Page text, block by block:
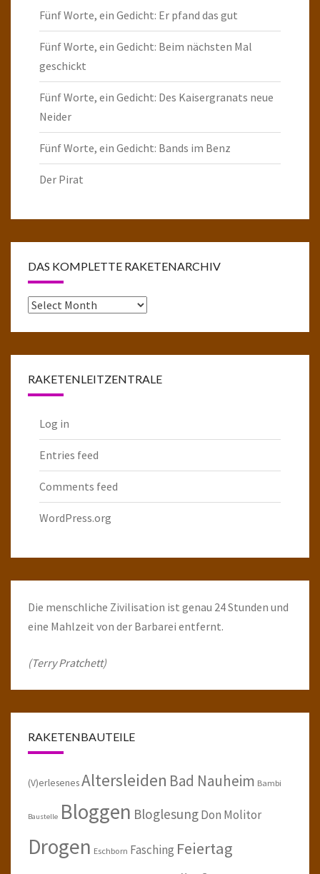
Fünf Worte, ein Gedicht: Er pfand das gut
Fünf Worte, ein Gedicht: Beim nächsten Mal
geschickt
Fünf Worte, ein Gedicht: Des Kaisergranats neue
Neider
Fünf Worte, ein Gedicht: Bands im Benz
Der Pirat
DAS KOMPLETTE RAKETENARCHIV
Das
RAKETENLEITZENTRALE
Log in
Entries feed
Comments feed
WordPress.org
Die menschliche Zivilisation ist genau 24 Stunden und
eine Mahlzeit von der Barbarei entfernt.
(Terry Pratchett)
RAKETENBAUTEILE
(V)erlesenesAltersleiden Bad Nauheim Bambi
Baustelle Bloggen BloglesungDon Molitor
Drogen Eschborn Fasching Feiertag